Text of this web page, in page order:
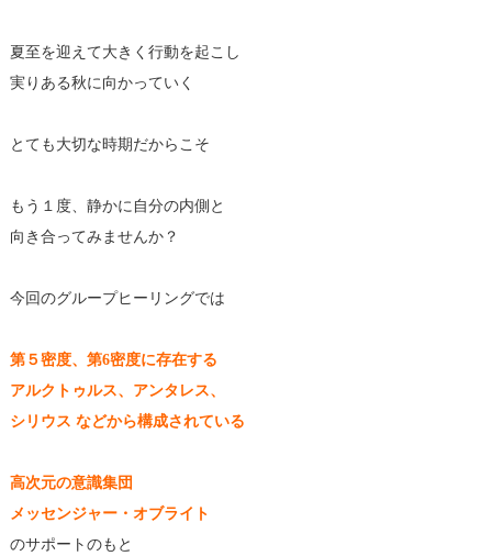
夏至を迎えて大きく行動を起こし
実りある秋に向かっていく
とても大切な時期だからこそ
もう１度、静かに自分の内側と
向き合ってみませんか？
今回のグループヒーリングでは
第５密度、第6密度に存在する
アルクトゥルス、アンタレス、
シリウス などから構成されている
高次元の意識集団
メッセンジャー・オブライト
のサポートのもと